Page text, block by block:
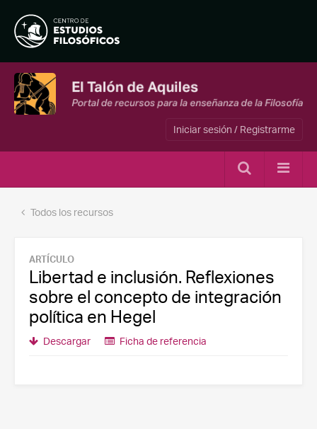
Iniciar sesión / Registrarme
Todos los recursos
ARTÍCULO
Libertad e inclusión. Reflexiones
sobre el concepto de integración
política en Hegel
Descargar Ficha de referencia